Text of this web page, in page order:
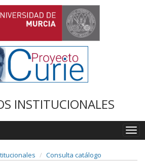
INSTITUCIONALES
Consulta catálogo